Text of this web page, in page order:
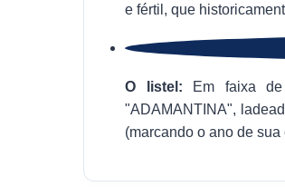
e fértil, que
O listel: Em faixa de
"ADAMANTINA",
(marcando o ano de